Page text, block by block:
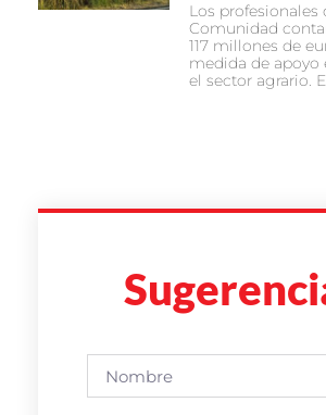
Los profesionales
Comunidad
117 millones de
medida de apoyo
el sector agrario.